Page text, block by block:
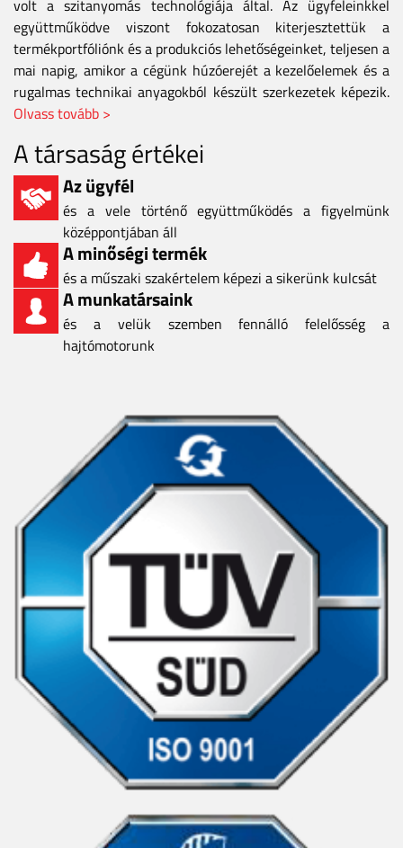
volt a szitanyomás technológiája által. Az ügyfeleinkkel
együttműködve viszont fokozatosan kiterjesztettük a
termékportfóliónk és a produkciós lehetőségeinket, teljesen a
mai napig, amikor a cégünk húzóerejét a kezelőelemek és a
rugalmas technikai anyagokból készült szerkezetek képezik.
Olvass tovább >
A társaság értékei
Az ügyfél
és a vele történő együttműködés a figyelmünk
középpontjában áll
A minőségi termék
és a műszaki szakértelem képezi a sikerünk kulcsát
A munkatársaink
és a velük szemben fennálló felelősség a
hajtómotorunk